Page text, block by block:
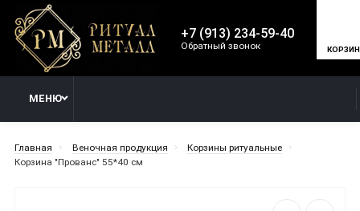
+7 (913) 234-59-40
Обратный звонок
МЕНЮ
Главная Веночная продукция
Корзины ритуальные
Корзина "Прованс" 55*40 см